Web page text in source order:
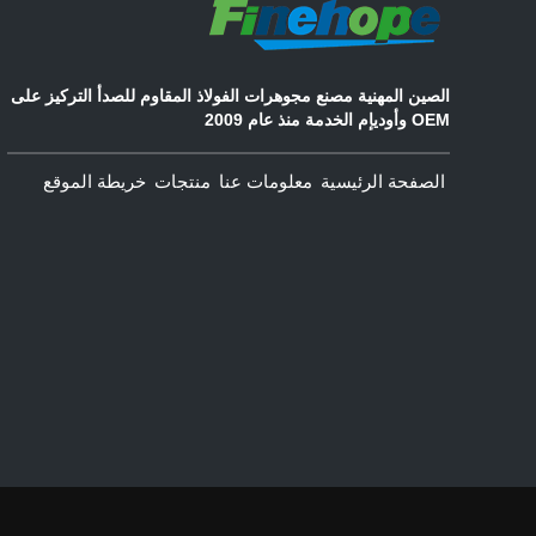
الصين المهنية مصنع مجوهرات الفولاذ المقاوم للصدأ التركيز على
OEM وأوديإم الخدمة منذ عام 2009
الصفحة الرئيسية معلومات عنا منتجات خريطة الموقع